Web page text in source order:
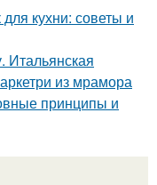
кухни: советы и
Итальянская
из мрамора
принципы и